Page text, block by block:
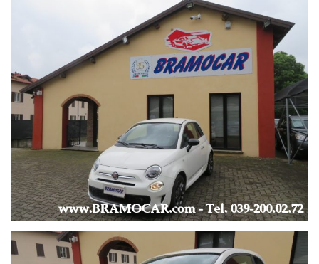
CHIUSURA CENTRALIZZATA -
CONTROLLO AUTOMATICO TRAZIONE/ESP -
FENDINEBBIA -
LUCI DIURNE -
IMMOBILIZZATORE ELETTRONICO -
ISOFIX -
SISTEMA DI CONTROLLO PRESSIONE PNEUMATICI -
--- COMFORT ---
ALZACRISTALLI ELETTRICI x 2 -
CLIMATIZZATORE -
CRUISE CONTROL -
LIMITATORE DI VELOCITA’ -
INTERNI IN PELLE e STOFFA -
SERVOSTERZO -